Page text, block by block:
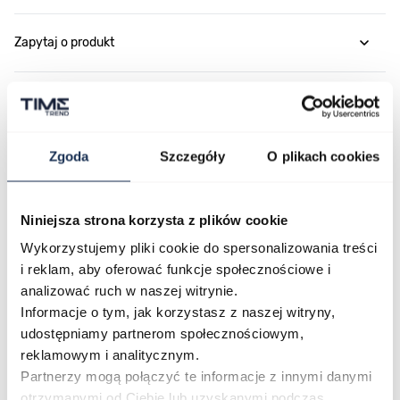
Zgoda Szczegóły O plikach cookies
Niniejsza strona korzysta z plików cookie
Wykorzystujemy pliki cookie do spersonalizowania treści
i reklam, aby oferować funkcje społecznościowe i
analizować ruch w naszej witrynie.
Informacje o tym, jak korzystasz z naszej witryny,
udostępniamy partnerom społecznościowym,
reklamowym i analitycznym.
Partnerzy mogą połączyć te informacje z innymi danymi
Zapytaj o produkt
Płatność i dostawa
Poruszanie się po elementach karuzeli jest możliwe za pomocą
Naciśnij, aby pominąć karuzelę
Naciśnij, aby przejść do nawigacji karuzeli